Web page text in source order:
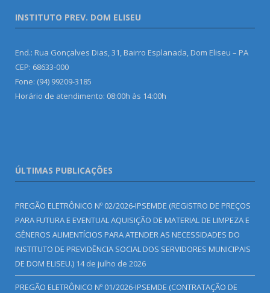
INSTITUTO PREV. DOM ELISEU
End.: Rua Gonçalves Dias, 31, Bairro Esplanada, Dom Eliseu – PA
CEP: 68633-000
Fone: (94) 99209-3185
Horário de atendimento: 08:00h às 14:00h
ÚLTIMAS PUBLICAÇÕES
PREGÃO ELETRÔNICO Nº 02/2026-IPSEMDE (REGISTRO DE PREÇOS
PARA FUTURA E EVENTUAL AQUISIÇÃO DE MATERIAL DE LIMPEZA E
GÊNEROS ALIMENTÍCIOS PARA ATENDER AS NECESSIDADES DO
INSTITUTO DE PREVIDÊNCIA SOCIAL DOS SERVIDORES MUNICIPAIS
DE DOM ELISEU.) 14 de julho de 2026
PREGÃO ELETRÔNICO Nº 01/2026-IPSEMDE (CONTRATAÇÃO DE